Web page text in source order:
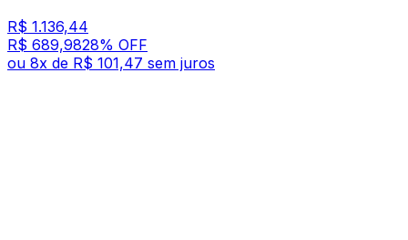
R$ 1.136,44
R$ 689,9828% OFF
ou 8x de R$ 101,47 sem juros